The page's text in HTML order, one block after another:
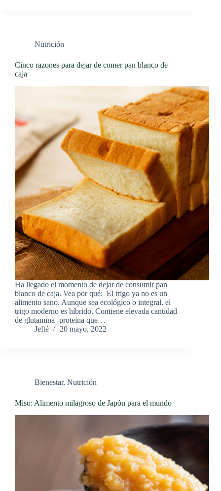
Nutrición
Cinco razones para dejar de comer pan blanco de
caja
Ha llegado el momento de dejar de consumir pan
blanco de caja. Vea por qué: El trigo ya no es un
alimento sano. Aunque sea ecológico o integral, el
trigo moderno es híbrido. Contiene elevada cantidad
de glutamina -proteína que…
Jefté
20 mayo, 2022
Bienestar, Nutrición
Miso: Alimento milagroso de Japón para el mundo